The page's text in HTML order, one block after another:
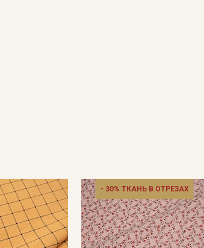
- 30% ТКАНЬ В ОТРЕЗАХ